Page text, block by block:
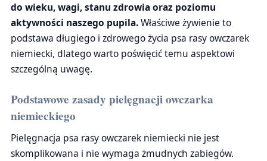
do wieku, wagi, stanu zdrowia oraz poziomu
aktywności naszego pupila.Właściwe żywienie to
podstawa długiego i zdrowego życia psa rasy owczarek
niemiecki, dlatego warto poświęcić temu aspektowi
szczególną uwagę.
Podstawowe zasady pielęgnacji owczarka
niemieckiego
Pielęgnacja psa rasy owczarek niemiecki nie jest
skomplikowana i nie wymaga żmudnych zabiegów.